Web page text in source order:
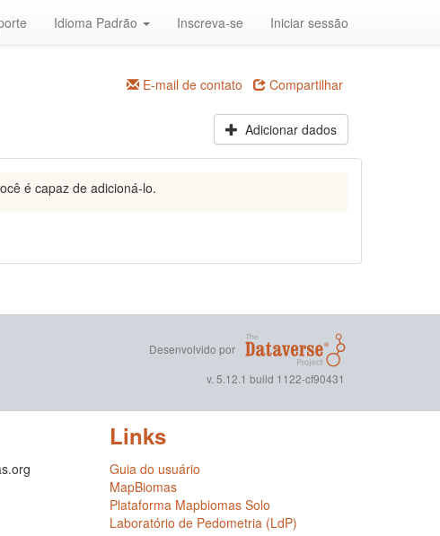
Idioma Padrão Inscreva-se Iniciar sessão
E-mail de contato Compartilhar
Adicionar dados
é capaz de adicioná-lo.
Desenvolvido por
v. 5.12.1 build 1122-cf90431
Links
Guia do usuário
MapBiomas
Plataforma Mapbiomas Solo
Laboratório de Pedometria (LdP)